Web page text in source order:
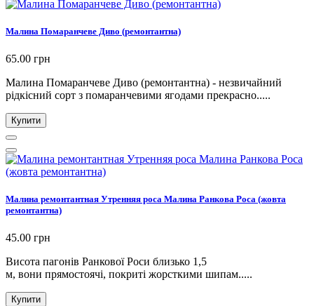
Малина Помаранчеве Диво (ремонтантна)
65.00 грн
Малина Помаранчеве Диво (ремонтантна) - незвичайний
рідкісний сорт з помаранчевими ягодами прекрасно.....
Купити
Малина ремонтантная Утренняя роса Малина Ранкова Роса (жовта
ремонтантна)
45.00 грн
Висота пагонів Ранкової Роси близько 1,5
м, вони прямостоячі, покриті жорсткими шипам.....
Купити